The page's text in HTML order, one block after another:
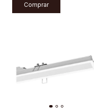
Comprar